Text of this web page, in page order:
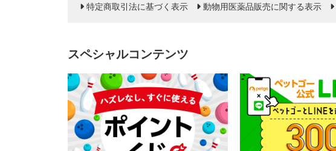
特定商取引法に基づく表示 動物用医薬品販売に関する表示
スペシャルコンテンツ